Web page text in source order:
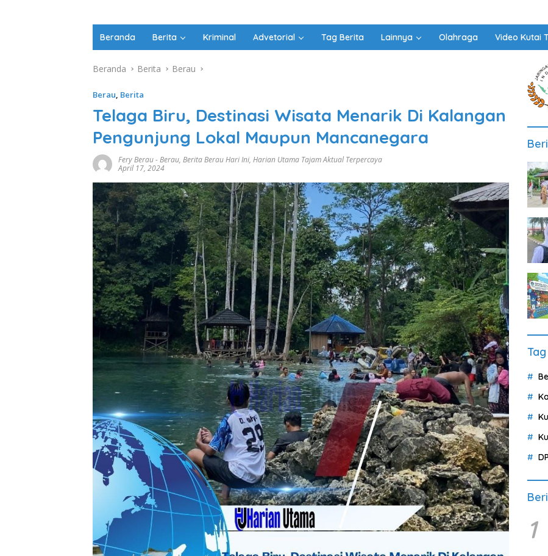
Beranda Berita Kriminal Advetorial Tag Berita Lainnya Olahraga Video Kutai
Beranda Berita Berau
Berau, Berita
Telaga Biru, Destinasi Wisata Menarik Di Kalangan
Pengunjung Lokal Maupun Mancanegara
Fery Berau-Berau, Berita Berau Hari Ini, Harian Utama Tajam Aktual Terpercaya
April 17, 2024
1